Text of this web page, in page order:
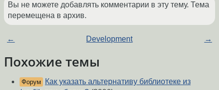
Вы не можете добавлять комментарии в эту тему. Тема
перемещена в архив.
← Development →
Похожие темы
Форум
Как указать альтернативу библиотеке из